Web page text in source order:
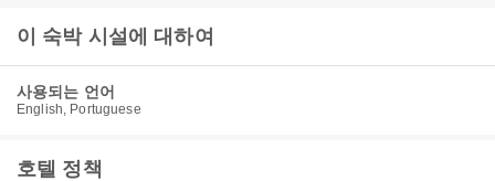
이 숙박 시설에 대하여
사용되는 언어
English, Portuguese
호텔 정책